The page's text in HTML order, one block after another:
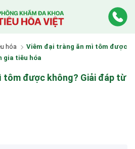
hóa
Viêm đại tràng ăn mì tôm được
gia tiêu hóa
tôm được không? Giải đáp từ